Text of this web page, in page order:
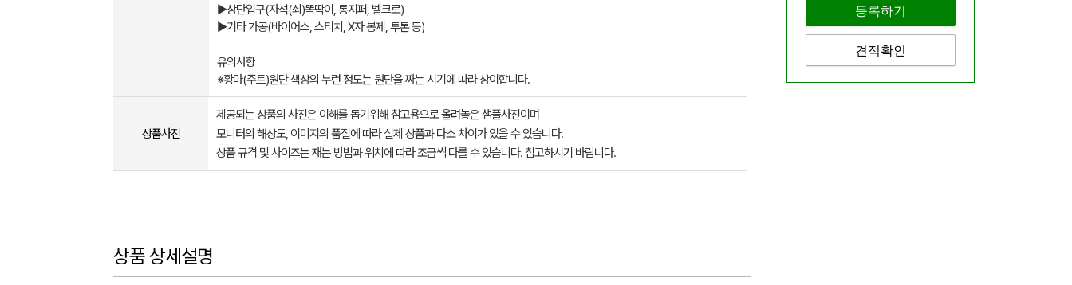
등록하기
견적확인
▶상단입구(자석(쇠)똑딱이, 통지퍼, 벨크로)
▶기타 가공(바이어스, 스티치, X자 봉제, 투톤 등)
유의사항
※황마(주트)원단 색상의 누런 정도는 원단을 짜는 시기에 따라 상이합니다.
상품사진
제공되는 상품의 사진은 이해를 돕기위해 참고용으로 올려놓은 샘플사진이며
모니터의 해상도, 이미지의 품질에 따라 실제 상품과 다소 차이가 있을 수 있습니다.
상품 규격 및 사이즈는 재는 방법과 위치에 따라 조금씩 다를 수 있습니다. 참고하시기 바랍니다.
상품 상세설명